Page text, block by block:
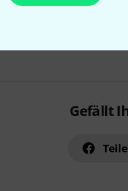
Gefällt